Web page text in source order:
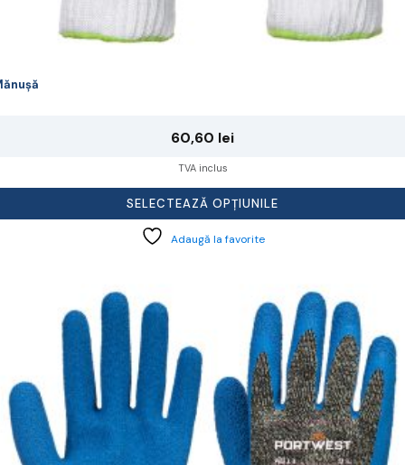
60,60 lei
TVA inclus
SELECTEAZĂ OPȚIUNILE
Adaugă la favorite